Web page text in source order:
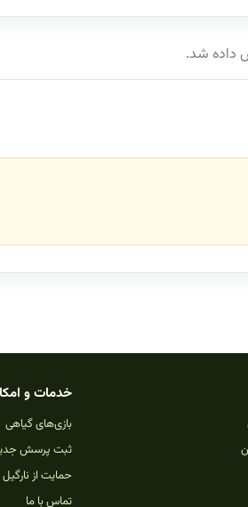
داده شد.
خدمات و
بازی‌های گیاهی
ثبت پرسش
حمایت از نارگیل
تماس با ما